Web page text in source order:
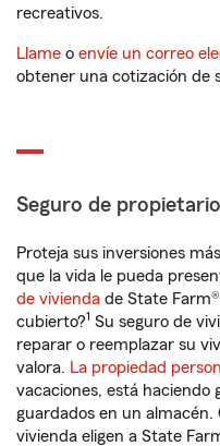
recreativos.
Llame o envíe un correo
obtener una cotización de
Seguro de
Proteja sus inversiones
que la vida le pueda
de vivienda de State
cubierto?1 Su seguro de
reparar o reemplazar su
valora. La propiedad
vacaciones, está haciendo
guardados en un
vivienda eligen a State